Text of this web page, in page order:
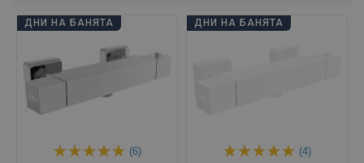
ДНИ НА БАНЯТА
(6)
ДНИ НА БАНЯТА
(4)